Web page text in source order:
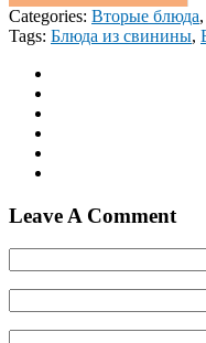
Categories: Вторые блюда,
Tags: Блюда из свинины,
Leave A Comment